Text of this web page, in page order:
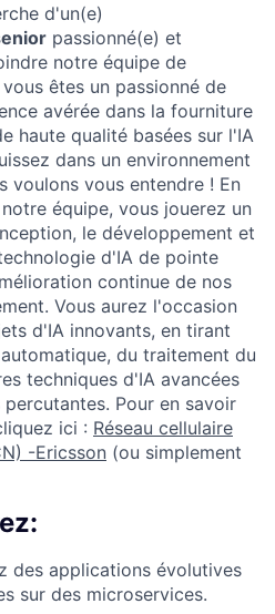
d'un(e)
passionné(e) et
notre équipe de
êtes un passionné de
avérée dans la fourniture
haute qualité basées sur l'IA
dans un environnement
voulons vous entendre ! En
équipe, vous jouerez un
le développement et
d'IA de pointe
continue de nos
Vous aurez l'occasion
d'IA innovants, en tirant
du traitement du
techniques d'IA avancées
Pour en savoir
ici : Réseau cellulaire
-Ericsson (ou simplement
des applications évolutives
sur des microservices.